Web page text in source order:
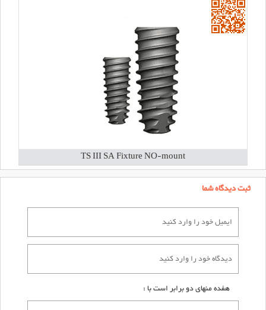
TS III SA Fixture NO-mount
ثبت دیدگاه شما
هفده منهای دو برابر است با :